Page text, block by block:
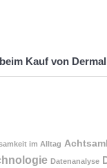
Kauf von
im Alltag
Datenanalyse